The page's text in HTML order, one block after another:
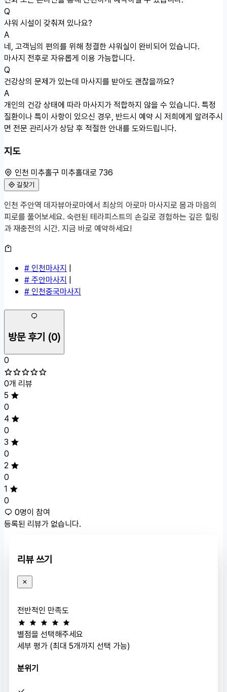
Q
샤워 시설이 갖춰져 있나요?
A
네, 고객님의 편의를 위해 청결한 샤워실이 완비되어 있습니다.
마사지 전후로 자유롭게 이용 가능합니다.
Q
건강상의 문제가 있는데 마사지를 받아도 괜찮을까요?
A
개인의 건강 상태에 따라 마사지가 적합하지 않을 수 있습니다. 특정
질환이나 특이 사항이 있으신 경우, 반드시 예약 시 저희에게 알려주시
면 전문 관리사가 상담 후 적절한 안내를 도와드립니다.
지도
인천 미추홀구 미추홀대로 736
길찾기
인천 미추홀구 미추홀대로 736
인천 주안역 데자뷰아로마에서 최상의 아로마 마사지로 몸과 마음의
피로를 풀어보세요. 숙련된 테라피스트의 손길로 경험하는 깊은 힐링
과 재충전의 시간. 지금 바로 예약하세요!
# 인천마사지 |
# 주안마사지 |
# 인천중국마사지
방문 후기 (0)
0
0개 리뷰
5
0
4
0
3
0
2
0
1
0
0명이 참여
등록된 리뷰가 없습니다.
리뷰 쓰기
전반적인 만족도
별점을 선택해주세요
세부 평가 (최대 5개까지 선택 가능)
분위기